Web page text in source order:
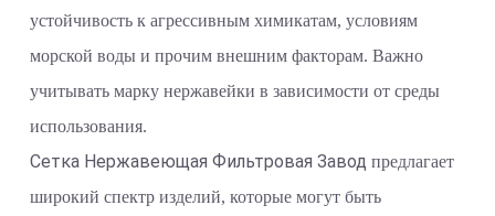
устойчивость к агрессивным химикатам, условиям
морской воды и прочим внешним факторам. Важно
учитывать марку нержавейки в зависимости от среды
использования.
Сетка Нержавеющая Фильтровая Завод предлагает
широкий спектр изделий, которые могут быть